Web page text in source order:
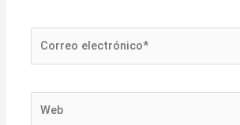
electrónico*